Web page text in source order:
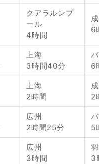
クアラルンプ
ール
4時間
成田
6時
上海
3時間40分
バ
6時
上海
2時間
成田
2時
広州
2時間25分
バ
5時
広州
3時間
羽田
3時